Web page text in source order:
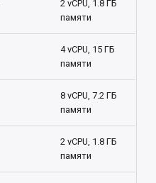
2 vCPU, 1.8 ГБ
памяти
4 vCPU, 15 ГБ
памяти
8 vCPU, 7.2 ГБ
памяти
2 vCPU, 1.8 ГБ
памяти